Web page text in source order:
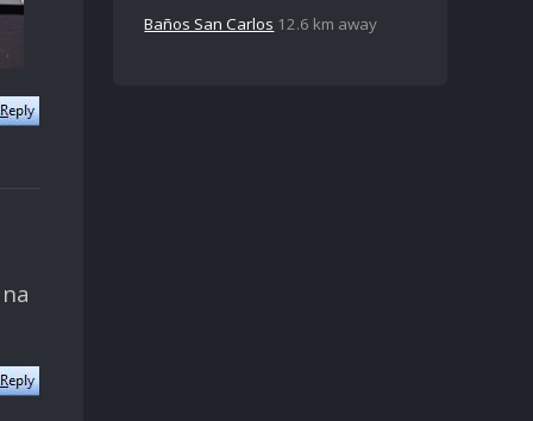
Baños San Carlos 12.6 km away